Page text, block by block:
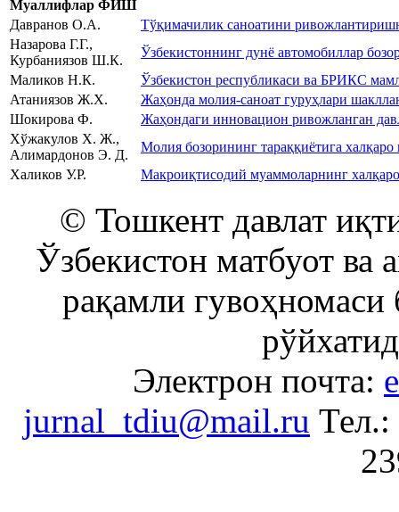
Муаллифлар ФИШ
Давранов О.А.
Тўқимачилик саноатини
Назарова Г.Г.,
Курбаниязов Ш.К.
Ўзбекистоннинг дунё автомобиллар
Маликов Н.К.
Ўзбекистон республикаси ва БРИКС
Атаниязов Ж.Х.
Жаҳонда молия-саноат гуруҳлари
Шокирова Ф.
Жаҳондаги инновацион ривожланган
Хўжакулов Х. Ж.,
Алимардонов Э. Д.
Молия бозорининг тараққиётига
Халиков У.Р.
Макроиқтисодий муаммоларнинг
© Тошкент давлат
Ўзбекистон матбуот ва
рақамли
Электрон почта:
jurnal_tdiu@mail.ru